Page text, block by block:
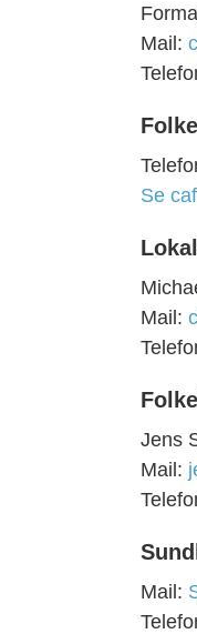
Mail:
Se
Mail:
Jens
Mail:
Mail: